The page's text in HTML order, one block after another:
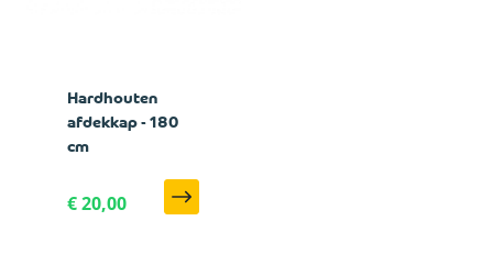
Hardhouten
afdekkap - 180
cm
€ 20,00